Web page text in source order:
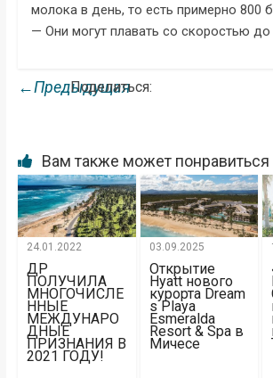
молока в день, то есть примерно 800
— Они могут плавать со скоростью до
←Предыдущая
Поделиться:
Вам также может понравиться
24.01.2022
ДР
ПОЛУЧИЛА
МНОГОЧИСЛЕ
ННЫЕ
МЕЖДУНАРО
ДНЫЕ
ПРИЗНАНИЯ В
2021 ГОДУ!
03.09.2025
Открытие
Hyatt нового
курорта Dream
s Playa
Esmeralda
Resort & Spa в
Мичесе